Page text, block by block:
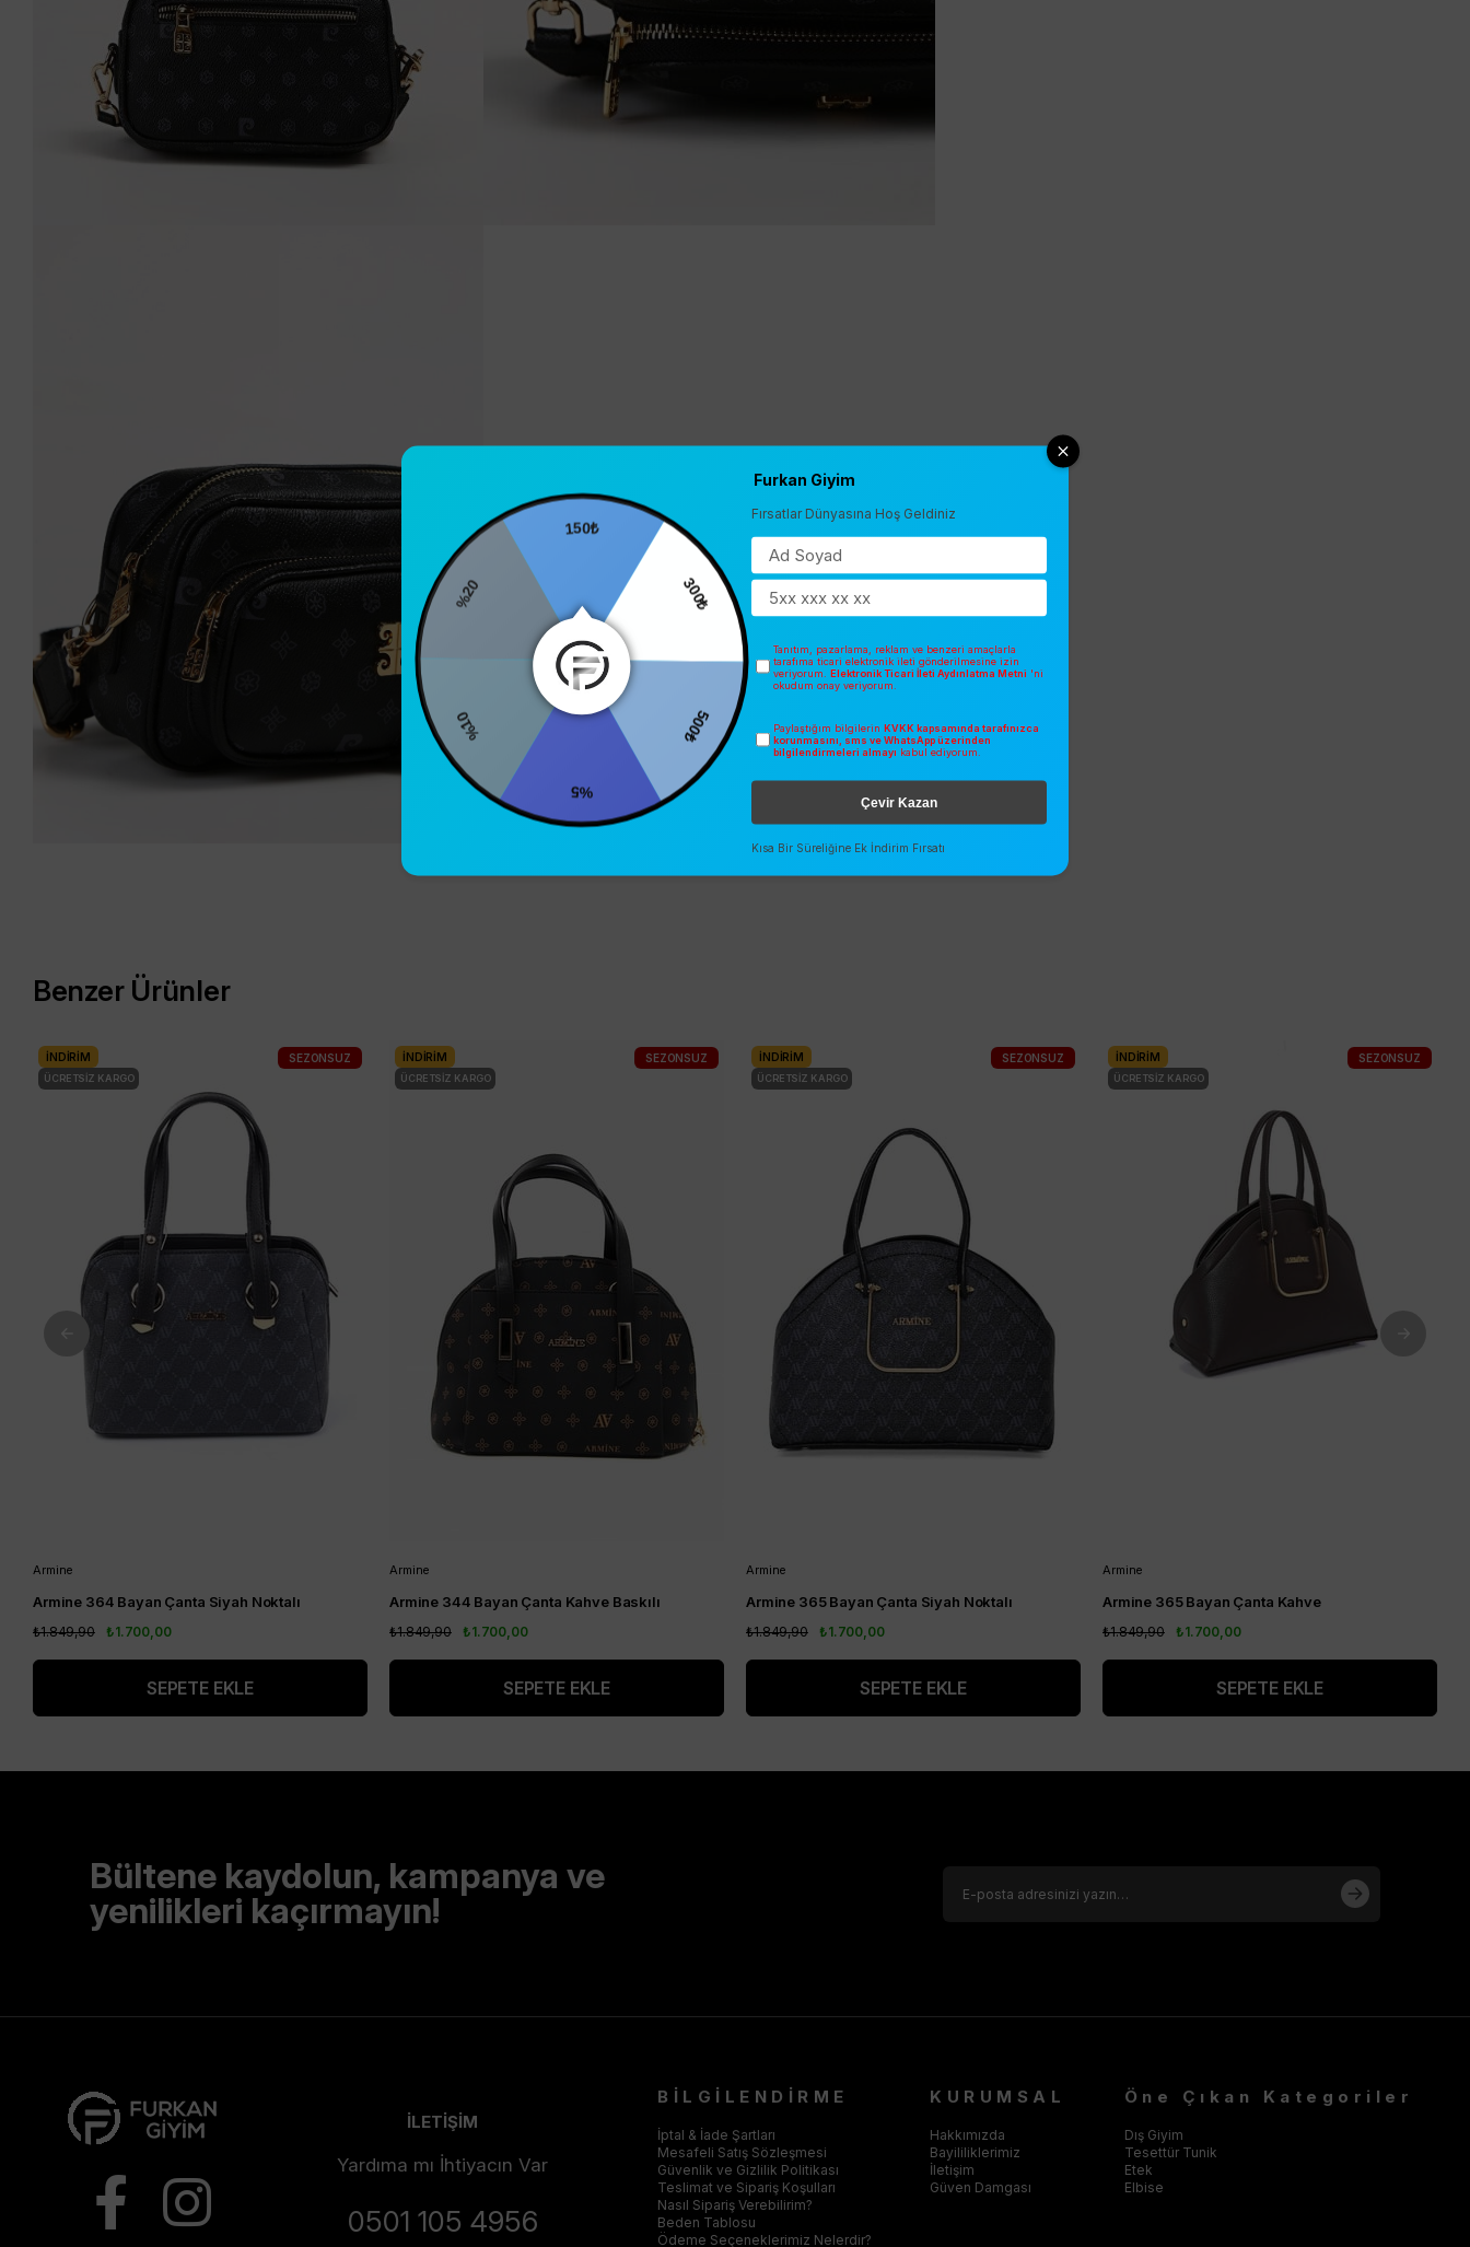
Benzer Ürünler
Armine
Armine 364 Bayan Çanta Siyah Noktalı
₺1.700,00
₺1.849,90
SEPETE EKLE
İNDIRIM
ÜCRETSIZ KARGO
SEZONSUZ
Armine
Armine 344 Bayan Çanta Kahve Baskılı
₺1.700,00
₺1.849,90
SEPETE EKLE
İNDIRIM
ÜCRETSIZ KARGO
SEZONSUZ
Armine
Armine 365 Bayan Çanta Siyah Noktalı
₺1.700,00
₺1.849,90
SEPETE EKLE
İNDIRIM
ÜCRETSIZ KARGO
SEZONSUZ
Armine
Armine 365 Bayan Çanta Kahve
₺1.700,00
₺1.849,90
SEPETE EKLE
İNDIRIM
ÜCRETSIZ KARGO
SEZONSUZ
Bültene kaydolun, kampanya ve
yenilikleri kaçırmayın!
İLETİŞİM
Yardıma mı İhtiyacın Var
0501 105 4956
BİLGİLENDİRME
İptal & İade Şartları
Mesafeli Satış Sözleşmesi
Güvenlik ve Gizlilik Politikası
Teslimat ve Sipariş Koşulları
Nasıl Sipariş Verebilirim?
Beden Tablosu
Ödeme Seçeneklerimiz Nelerdir?
KURUMSAL
Hakkımızda
Bayililiklerimiz
İletişim
Güven Damgası
Öne Çıkan Kategoriler
Dış Giyim
Tesettür Tunik
Etek
Elbise
150₺
300₺
500₺
%5
%10
%20
Furkan Giyim
Fırsatlar Dünyasına Hoş Geldiniz
Tanıtım, pazarlama, reklam ve benzeri amaçlarla
tarafıma ticari elektronik ileti gönderilmesine izin
veriyorum. Elektronik Ticari İleti Aydınlatma Metni 'ni
okudum onay veriyorum.
Paylaştığım bilgilerin KVKK kapsamında tarafınızca
korunmasını, sms ve WhatsApp üzerinden
bilgilendirmeleri almayı kabul ediyorum.
Çevir Kazan
Kısa Bir Süreliğine Ek İndirim Fırsatı